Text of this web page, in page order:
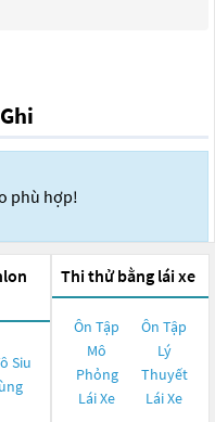
phù hợp!
Siu
Thi thử bằng lái xe
Ôn Tập
Mô
Phỏng
Lái Xe
Ôn Tập
Lý
Thuyết
Lái Xe